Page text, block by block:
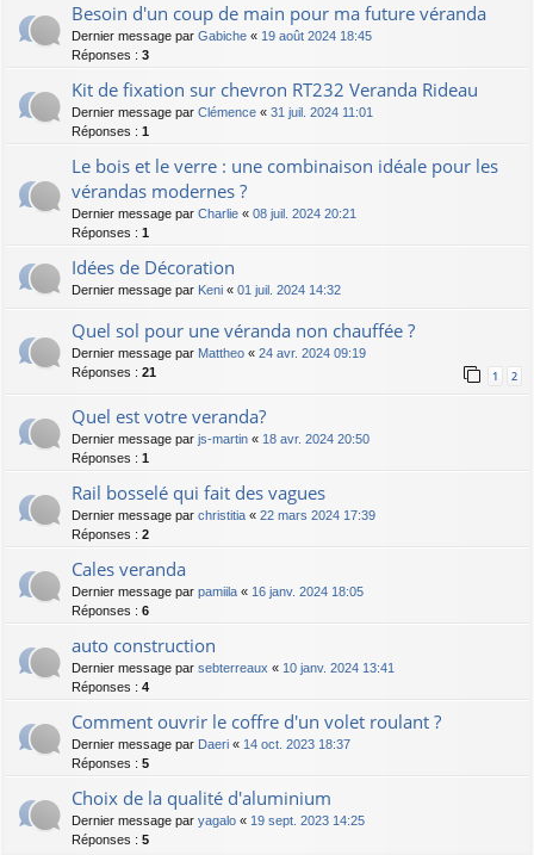
Besoin d'un coup de main pour ma future véranda
Dernier message par Gabiche « 19 août 2024 18:45
Réponses : 3
Kit de fixation sur chevron RT232 Veranda Rideau
Dernier message par Clémence « 31 juil. 2024 11:01
Réponses : 1
Le bois et le verre : une combinaison idéale pour les
vérandas modernes ?
Dernier message par Charlie « 08 juil. 2024 20:21
Réponses : 1
Idées de Décoration
Dernier message par Keni « 01 juil. 2024 14:32
Quel sol pour une véranda non chauffée ?
Dernier message par Mattheo « 24 avr. 2024 09:19
Réponses : 21 1 2
Quel est votre veranda?
Dernier message par js-martin « 18 avr. 2024 20:50
Réponses : 1
Rail bosselé qui fait des vagues
Dernier message par christitia « 22 mars 2024 17:39
Réponses : 2
Cales veranda
Dernier message par pamiila « 16 janv. 2024 18:05
Réponses : 6
auto construction
Dernier message par sebterreaux « 10 janv. 2024 13:41
Réponses : 4
Comment ouvrir le coffre d'un volet roulant ?
Dernier message par Daeri « 14 oct. 2023 18:37
Réponses : 5
Choix de la qualité d'aluminium
Dernier message par yagalo « 19 sept. 2023 14:25
Réponses : 5